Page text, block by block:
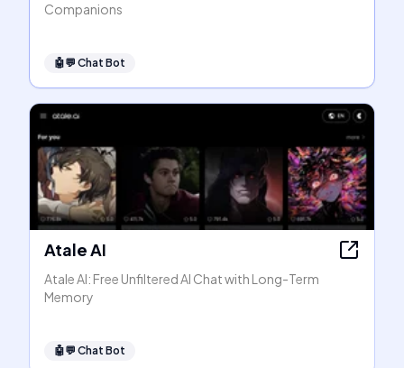
Companions
🤖💬 Chat Bot
Atale AI
Atale AI: Free Unfiltered AI Chat with Long-Term
Memory
🤖💬 Chat Bot